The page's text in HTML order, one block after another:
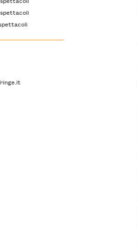
spettacoli